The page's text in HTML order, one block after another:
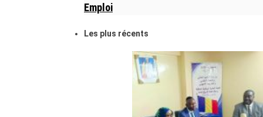
Emploi
Les plus récents